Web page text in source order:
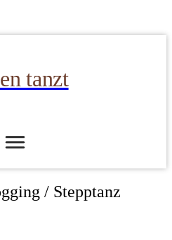
tanzt
/ Stepptanz